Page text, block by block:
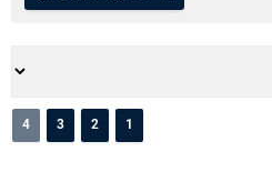
1
2
3
4